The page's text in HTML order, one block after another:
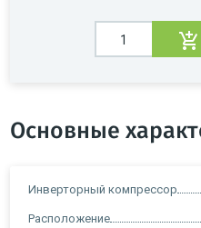
Основные
Инверторный компрессор
Расположение